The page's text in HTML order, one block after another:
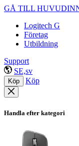
GÅ TILL
Logitech G
Företag
Utbildning
Support
SE,sv
Köp Köp
Handla efter kategori